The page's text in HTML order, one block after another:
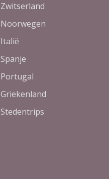
Zwitserland
Noorwegen
Italië
Spanje
Portugal
Griekenland
Stedentrips